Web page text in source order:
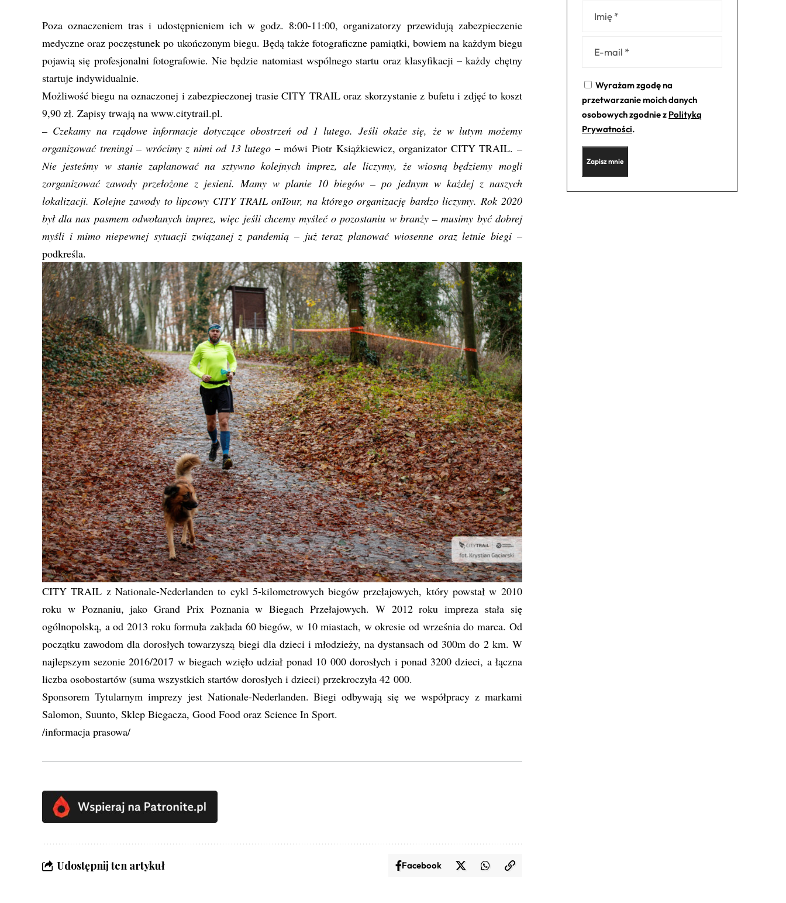
Poza oznaczeniem tras i udostępnieniem ich w godz. 8:00-11:00, organizatorzy przewidują zabezpieczenie
medyczne oraz poczęstunek po ukończonym biegu. Będą także fotograficzne pamiątki, bowiem na każdym biegu
pojawią się profesjonalni fotografowie. Nie będzie natomiast wspólnego startu oraz klasyfikacji – każdy chętny
startuje indywidualnie.
Możliwość biegu na oznaczonej i zabezpieczonej trasie CITY TRAIL oraz skorzystanie z bufetu i zdjęć to koszt
9,90 zł. Zapisy trwają na www.citytrail.pl.
– Czekamy na rządowe informacje dotyczące obostrzeń od 1 lutego. Jeśli okaże się, że w lutym możemy
organizować treningi – wrócimy z nimi od 13 lutego – mówi Piotr Książkiewicz, organizator CITY TRAIL. –
Nie jesteśmy w stanie zaplanować na sztywno kolejnych imprez, ale liczymy, że wiosną będziemy mogli
zorganizować zawody przełożone z jesieni. Mamy w planie 10 biegów – po jednym w każdej z naszych
lokalizacji. Kolejne zawody to lipcowy CITY TRAIL onTour, na którego organizację bardzo liczymy. Rok 2020
był dla nas pasmem odwołanych imprez, więc jeśli chcemy myśleć o pozostaniu w branży – musimy być dobrej
myśli i mimo niepewnej sytuacji związanej z pandemią – już teraz planować wiosenne oraz letnie biegi –
podkreśla.
CITY TRAIL z Nationale-Nederlanden to cykl 5-kilometrowych biegów przełajowych, który powstał w 2010
roku w Poznaniu, jako Grand Prix Poznania w Biegach Przełajowych. W 2012 roku impreza stała się
ogólnopolską, a od 2013 roku formuła zakłada 60 biegów, w 10 miastach, w okresie od września do marca. Od
początku zawodom dla dorosłych towarzyszą biegi dla dzieci i młodzieży, na dystansach od 300m do 2 km. W
najlepszym sezonie 2016/2017 w biegach wzięło udział ponad 10 000 dorosłych i ponad 3200 dzieci, a łączna
liczba osobostartów (suma wszystkich startów dorosłych i dzieci) przekroczyła 42 000.
Sponsorem Tytularnym imprezy jest Nationale-Nederlanden. Biegi odbywają się we współpracy z markami
Salomon, Suunto, Sklep Biegacza, Good Food oraz Science In Sport.
/informacja prasowa/
Udostępnij ten artykuł Facebook
Wyrażam zgodę na
przetwarzanie moich danych
osobowych zgodnie z Polityką
Prywatności.
Alternative: